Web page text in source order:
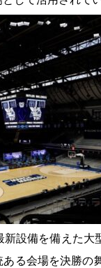
設備を備えた大
る会場を決勝の